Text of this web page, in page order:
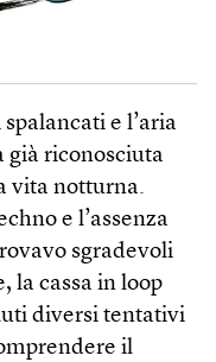
e l’aria
già riconosciuta
vita notturna.
e l’assenza
sgradevoli
la cassa in loop
diversi tentativi
il